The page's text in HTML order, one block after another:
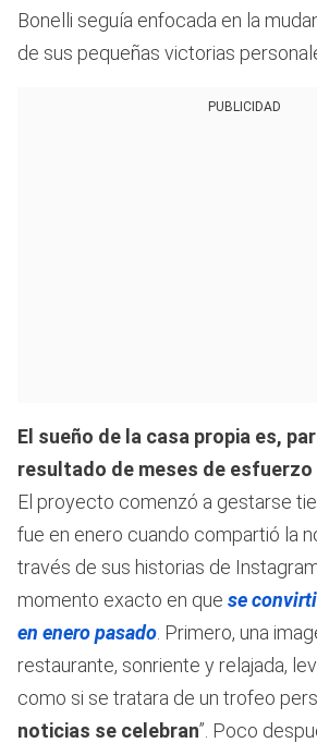
Bonelli seguía enfocada en la
de sus pequeñas victorias
PUBLICIDAD
El sueño de la casa propia es,
resultado de meses de esfuerzo
El proyecto comenzó a gestarse
fue en enero cuando compartió la
través de sus historias de
momento exacto en que se
en enero pasado . Primero, una
restaurante, sonriente y relajada,
como si se tratara de un trofeo
noticias se celebran”. Poco